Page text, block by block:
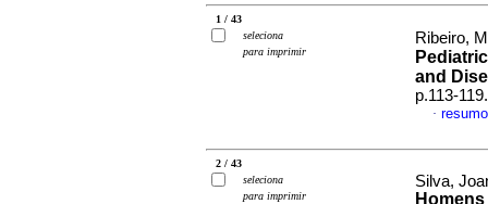
1 / 43
seleciona
para imprimir
Ribeiro,
and
p.113-
·
2 / 43
seleciona
para imprimir
Silva,